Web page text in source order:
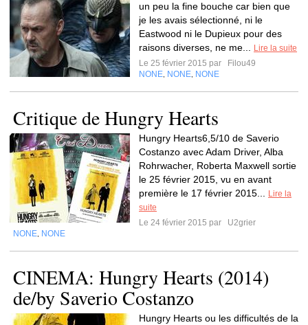
un peu la fine bouche car bien que
je les avais sélectionné, ni le
Eastwood ni le Dupieux pour des
raisons diverses, ne me...
Lire la suite
Le 25 février 2015 par
Filou49
NONE NONE NONE
Critique de Hungry Hearts
Hungry Hearts6,5/10 de Saverio
Costanzo avec Adam Driver, Alba
Rohrwacher, Roberta Maxwell sortie
le 25 février 2015, vu en avant
première le 17 février 2015...
Lire la
suite
Le 24 février 2015 par
U2grier
NONE NONE
CINEMA: Hungry Hearts (2014)
de/by Saverio Costanzo
Hungry Hearts ou les difficultés de la